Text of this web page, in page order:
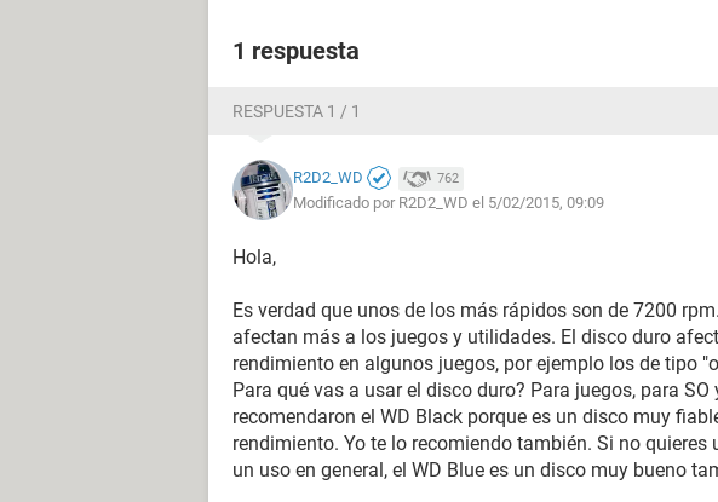
1 respuesta
RESPUESTA 1 / 1
R2D2_WD 762
Modificado por R2D2_WD el 5/02/2015, 09:09
Hola,
Es verdad que unos de los más rápidos son de 7200
afectan más a los juegos y utilidades. El disco duro
rendimiento en algunos juegos, por ejemplo los de tipo
Para qué vas a usar el disco duro? Para juegos, para
recomendaron el WD Black porque es un disco muy
rendimiento. Yo te lo recomiendo también. Si no quieres
un uso en general, el WD Blue es un disco muy bueno